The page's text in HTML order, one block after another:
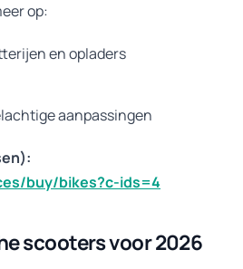
op:
en opladers
aanpassingen
buy/bikes?c-ids=4
scooters voor 2026